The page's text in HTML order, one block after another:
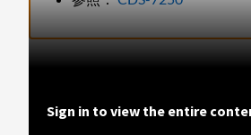
Sign in to view the entire